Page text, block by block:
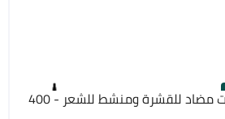
أجيفا خل التوت مضاد للقشرة ومنشط للشعر - 400